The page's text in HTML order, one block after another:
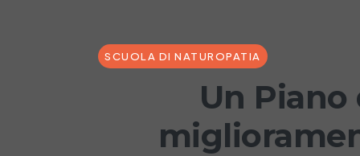
SCUOLA DI NATUROPATIA
Un